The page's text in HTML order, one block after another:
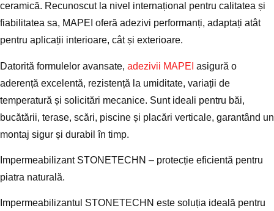
ceramică. Recunoscut la nivel internațional pentru calitatea și
fiabilitatea sa, MAPEI oferă adezivi performanți, adaptați atât
pentru aplicații interioare, cât și exterioare.
Datorită formulelor avansate, adezivii MAPEI asigură o
aderență excelentă, rezistență la umiditate, variații de
temperatură și solicitări mecanice. Sunt ideali pentru băi,
bucătării, terase, scări, piscine și placări verticale, garantând un
montaj sigur și durabil în timp.
Impermeabilizant STONETECHN – protecție eficientă pentru
piatra naturală.
Impermeabilizantul STONETECHN este soluția ideală pentru